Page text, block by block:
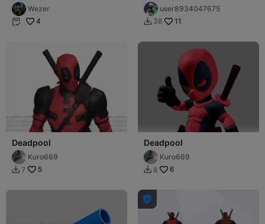
Wezer
 4
user8934047675
 38 11
Deadpool
Kuro669
 7 5
Deadpool
Kuro669
 8 6
